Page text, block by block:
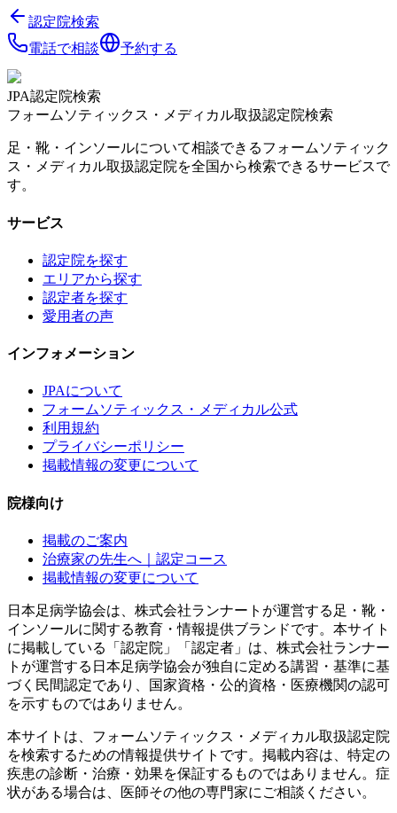
認定院検索
電話で相談
予約する
JPA認定院検索
フォームソティックス・メディカル取扱認定院検索
足・靴・インソールについて相談できるフォームソティック
ス・メディカル取扱認定院を全国から検索できるサービスで
す。
サービス
認定院を探す
エリアから探す
認定者を探す
愛用者の声
インフォメーション
JPAについて
フォームソティックス・メディカル公式
利用規約
プライバシーポリシー
掲載情報の変更について
院様向け
掲載のご案内
治療家の先生へ｜認定コース
掲載情報の変更について
日本足病学協会は、株式会社ランナートが運営する足・靴・
インソールに関する教育・情報提供ブランドです。本サイト
に掲載している「認定院」「認定者」は、株式会社ランナー
トが運営する日本足病学協会が独自に定める講習・基準に基
づく民間認定であり、国家資格・公的資格・医療機関の認可
を示すものではありません。
本サイトは、フォームソティックス・メディカル取扱認定院
を検索するための情報提供サイトです。掲載内容は、特定の
疾患の診断・治療・効果を保証するものではありません。症
状がある場合は、医師その他の専門家にご相談ください。